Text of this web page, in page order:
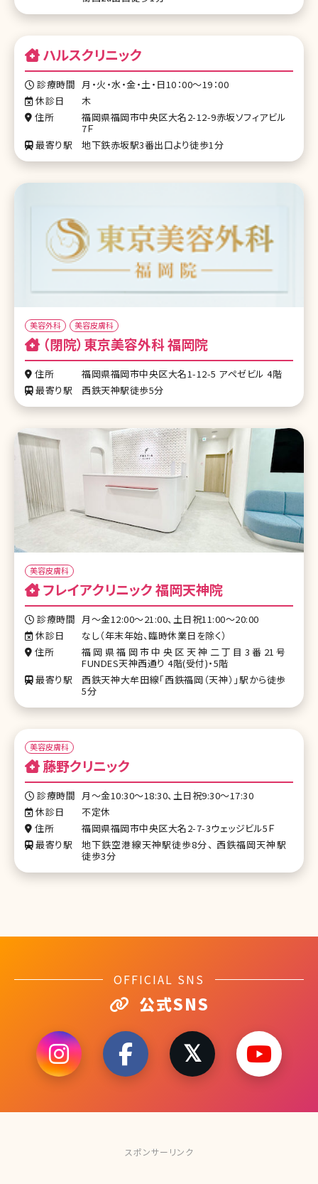
ハルスクリニック
診療時間 月・火・水・金・土・日10：00～19：00
休診日
木
住所
福岡県福岡市中央区大名2-12-9赤坂ソフィアビル
7Ｆ
最寄り駅
地下鉄赤坂駅3番出口より徒歩1分
美容外科 美容皮膚科
（閉院）東京美容外科 福岡院
住所
福岡県福岡市中央区大名1-12-5 アペゼビル 4階
最寄り駅
西鉄天神駅徒歩5分
美容皮膚科
フレイアクリニック 福岡天神院
診療時間 月〜金12:00〜21:00、土日祝11:00〜20:00
休診日
なし（年末年始、臨時休業日を除く）
住所
福岡県福岡市中央区天神二丁目3番21号
FUNDES天神西通り 4階(受付)・5階
最寄り駅
西鉄天神大牟田線「西鉄福岡（天神）」駅から徒歩
5分
美容皮膚科
藤野クリニック
診療時間 月〜金10:30～18:30、土日祝9:30〜17:30
休診日
不定休
住所
福岡県福岡市中央区大名2-7-3ウェッジビル5Ｆ
最寄り駅
地下鉄空港線天神駅徒歩8分、 西鉄福岡天神駅
徒歩3分
OFFICIAL SNS
公式SNS
スポンサーリンク